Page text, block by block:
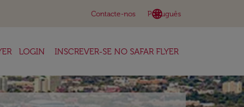
Contacte-nos language
Português
keyboard_arrow_down
LOGIN INSCREVER-SE NO SAFAR FLYER